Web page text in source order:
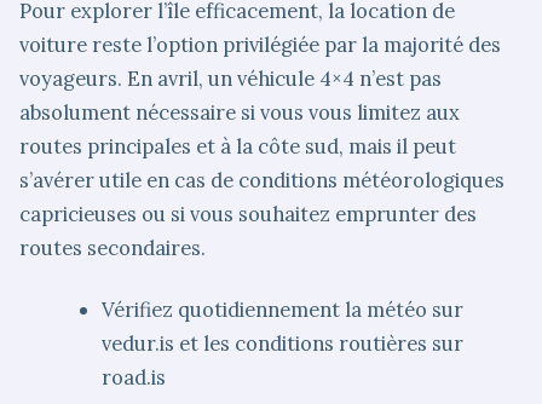
Pour explorer l’île efficacement, la location de
voiture reste l’option privilégiée par la majorité des
voyageurs. En avril, un véhicule 4×4 n’est pas
absolument nécessaire si vous vous limitez aux
routes principales et à la côte sud, mais il peut
s’avérer utile en cas de conditions météorologiques
capricieuses ou si vous souhaitez emprunter des
routes secondaires.
Vérifiez quotidiennement la météo sur
vedur.is et les conditions routières sur
road.is